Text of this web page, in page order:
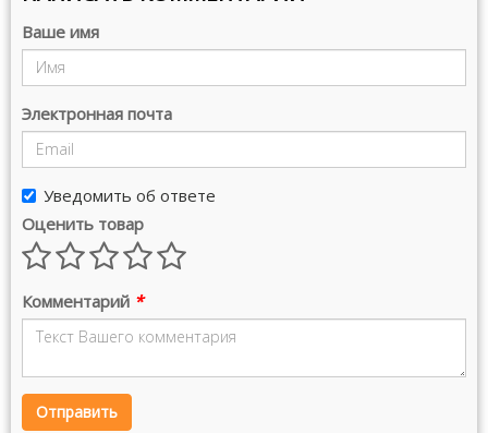
Ваше имя
Электронная почта
Уведомить об ответе
Оценить товар
Комментарий *
Отправить